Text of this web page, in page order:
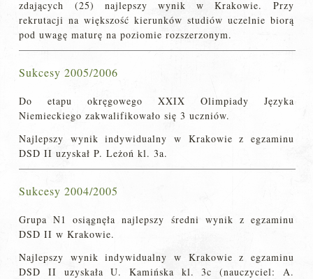
zdających (25) najlepszy wynik w Krakowie. Przy
rekrutacji na większość kierunków studiów uczelnie biorą
pod uwagę maturę na poziomie rozszerzonym.
Sukcesy 2005/2006
Do etapu okręgowego XXIX Olimpiady Języka
Niemieckiego zakwalifikowało się 3 uczniów.
Najlepszy wynik indywidualny w Krakowie z egzaminu
DSD II uzyskał P. Leżoń kl. 3a.
Sukcesy 2004/2005
Grupa N1 osiągnęła najlepszy średni wynik z egzaminu
DSD II w Krakowie.
Najlepszy wynik indywidualny w Krakowie z egzaminu
DSD II uzyskała U. Kamińska kl. 3c (nauczyciel: A.